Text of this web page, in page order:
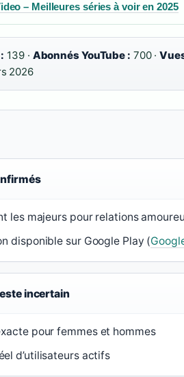
– Meilleures séries à voir en 2025
139 · Abonnés YouTube : 700 ·
2026
les majeurs pour relations
disponible sur Google Play (
incertain
pour femmes et hommes
d’utilisateurs actifs